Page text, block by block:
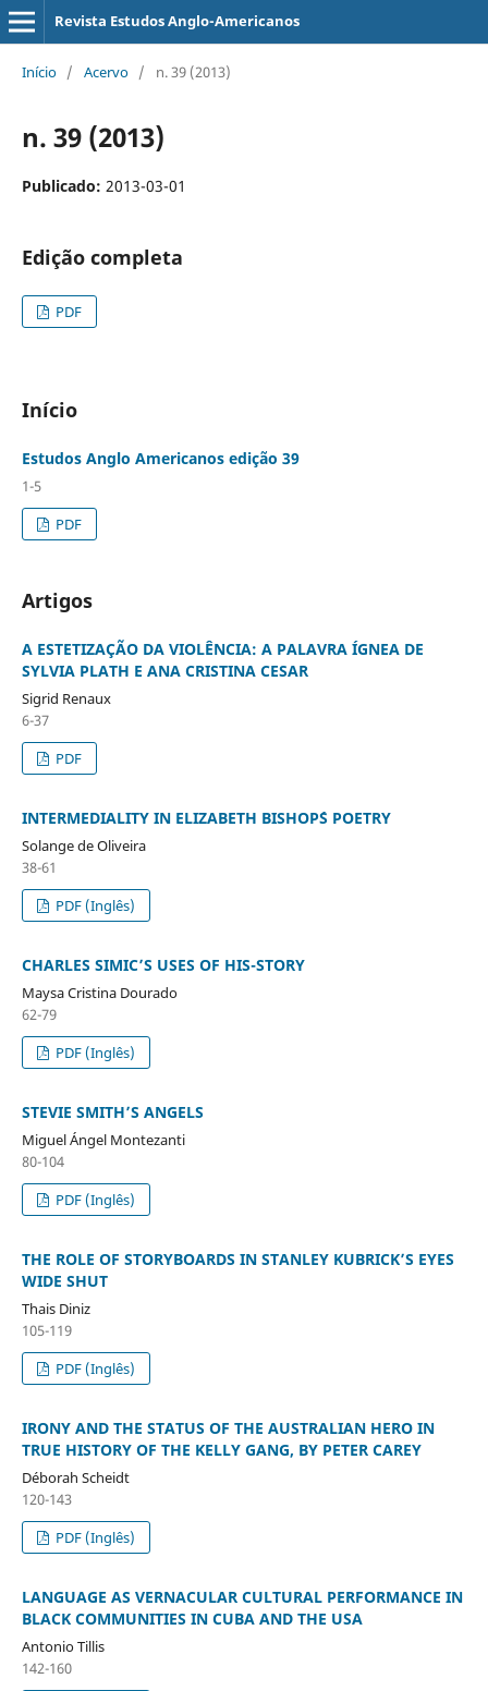
Revista Estudos Anglo-Americanos
Início / Acervo / n. 39 (2013)
n. 39 (2013)
Publicado: 2013-03-01
Edição completa
PDF
Início
Estudos Anglo Americanos edição 39
1-5
PDF
Artigos
A ESTETIZAÇÃO DA VIOLÊNCIA: A PALAVRA ÍGNEA DE
SYLVIA PLATH E ANA CRISTINA CESAR
Sigrid Renaux
6-37
PDF
INTERMEDIALITY IN ELIZABETH BISHOP´S POETRY
Solange de Oliveira
38-61
PDF (Inglês)
CHARLES SIMIC’S USES OF HIS-STORY
Maysa Cristina Dourado
62-79
PDF (Inglês)
STEVIE SMITH’S ANGELS
Miguel Ángel Montezanti
80-104
PDF (Inglês)
THE ROLE OF STORYBOARDS IN STANLEY KUBRICK’S EYES
WIDE SHUT
Thais Diniz
105-119
PDF (Inglês)
IRONY AND THE STATUS OF THE AUSTRALIAN HERO IN
TRUE HISTORY OF THE KELLY GANG, BY PETER CAREY
Déborah Scheidt
120-143
PDF (Inglês)
LANGUAGE AS VERNACULAR CULTURAL PERFORMANCE IN
BLACK COMMUNITIES IN CUBA AND THE USA
Antonio Tillis
142-160